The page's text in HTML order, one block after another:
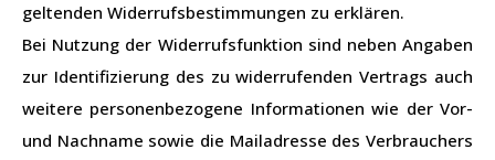
geltenden Widerrufsbestimmungen zu erklären.
Bei Nutzung der Widerrufsfunktion sind neben Angaben
zur Identifizierung des zu widerrufenden Vertrags auch
weitere personenbezogene Informationen wie der Vor-
und Nachname sowie die Mailadresse des Verbrauchers